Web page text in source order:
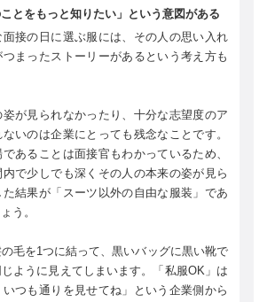
とをもっと知りたい」という意図がある
接の日に選ぶ服には、その人の思い入れ
まったストーリーがあるという考え方も
が見られなかったり、十分な志望度のア
いのは企業にとっても残念なことです。
あることは面接官もわかっているため、
で少しでも深くその人の本来の姿が見ら
結果が「スーツ以外の自由な服装」であ
う。
毛を1つに結って、黒いバッグに黒い靴で
ように見えてしまいます。「私服OK」は
いつも通りを見せてね」という企業側から